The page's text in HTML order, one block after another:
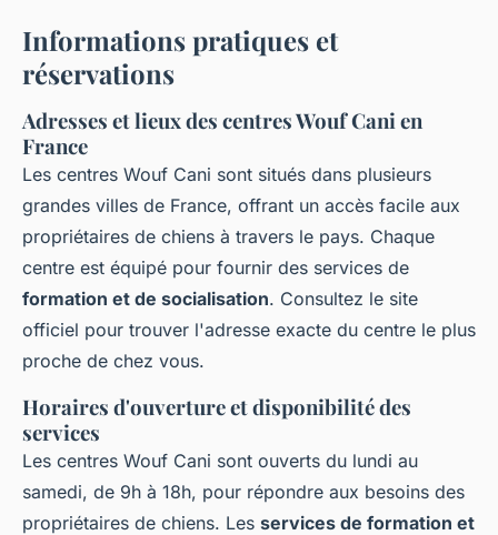
Informations pratiques et
réservations
Adresses et lieux des centres Wouf Cani en
France
Les centres Wouf Cani sont situés dans plusieurs
grandes villes de France, offrant un accès facile aux
propriétaires de chiens à travers le pays. Chaque
centre est équipé pour fournir des services de
formation et de socialisation. Consultez le site
officiel pour trouver l'adresse exacte du centre le plus
proche de chez vous.
Horaires d'ouverture et disponibilité des
services
Les centres Wouf Cani sont ouverts du lundi au
samedi, de 9h à 18h, pour répondre aux besoins des
propriétaires de chiens. Les services de formation et